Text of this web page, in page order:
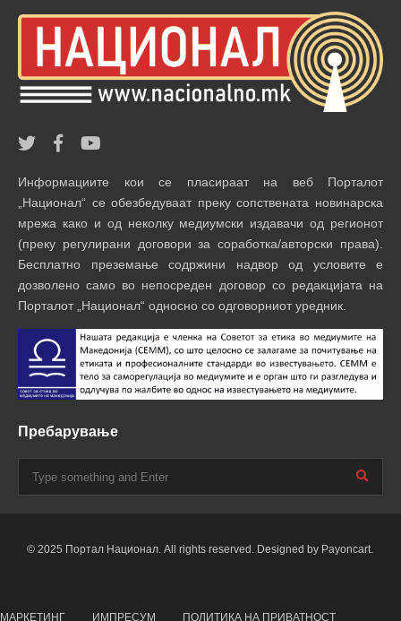
Информациите кои се пласираат на веб Порталот
„Национал“ се обезбедуваат преку сопствената новинарска
мрежа како и од неколку медиумски издавачи од регионот
(преку регулирани договори за соработка/авторски права).
Бесплатно преземање содржини надвор од условите е
дозволено само во непосреден договор со редакцијата на
Порталот „Национал“ односно со одговорниот уредник.
Пребарување
© 2025 Портал Национал. All rights reserved. Designed by Payoncart.
МАРКЕТИНГ ИМПРЕСУМ ПОЛИТИКА НА ПРИВАТНОСТ